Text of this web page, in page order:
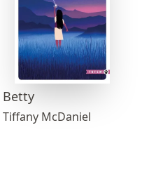
Betty
Tiffany McDaniel